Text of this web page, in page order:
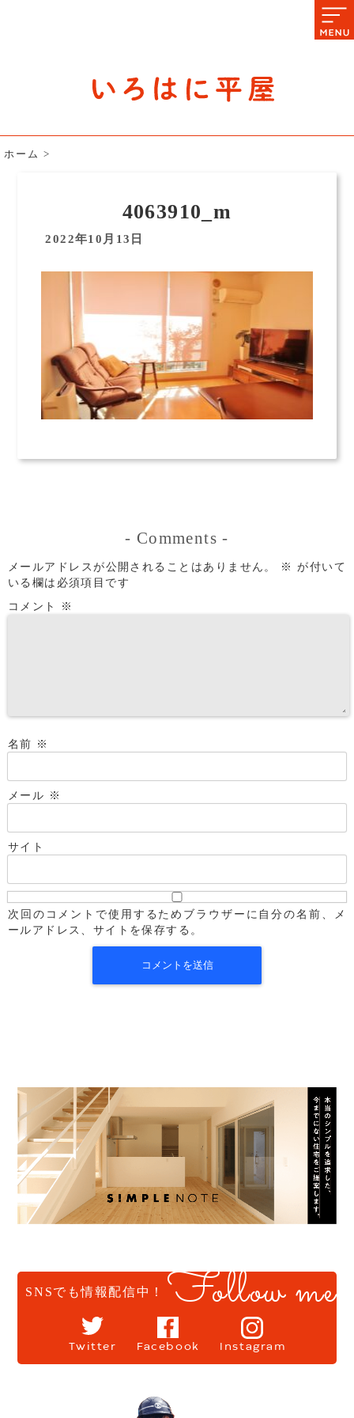
ホーム >
4063910_m
2022年10月13日
- Comments -
メールアドレスが公開されることはありません。 ※ が付いて
いる欄は必須項目です
コメント
※
名前 ※
メール ※
サイト
次回のコメントで使用するためブラウザーに自分の名前、メ
ールアドレス、サイトを保存する。
SNSでも情報配信中！ Follow me
Twitter Facebook Instagram